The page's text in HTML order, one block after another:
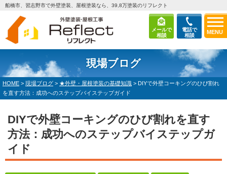
メールで
相談
電話で
相談
MENU
船橋市、習志野市で外壁塗装、屋根塗装なら、39,8万塗装のリフレクト
現場ブログ
HOME > 現場ブログ > ★外壁・屋根塗装の基礎知識 > DIYで外壁コーキングのひび割れ
を直す方法：成功へのステップバイステップガイド
DIYで外壁コーキングのひび割れを直す
方法：成功へのステップバイステップガ
イド